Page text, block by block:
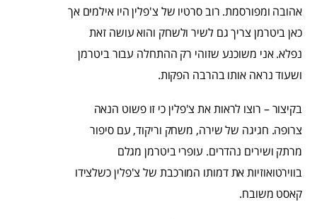
אהובה ומפורסמת. רוב סרטיו של צ'פלין היו אילמים אך
כאן ביטרמן צריך גם לשיר ולשחק והוא עושה זאת
נפלא. אני משוכנע שזוהי רק ההתחלה עבור ביטרמן
ושעוד נראה אותו בהרבה הפקות.
בקיצור – רוצו לראות את צ'פלין כי זו פשוט הנאה
צרופה. חגיגה של שירה, משחק וריקוד, עם סיפור
מרתק ושירים נהדרים. עופרי ביטרמן מגלם
בווירטואוזיות את דמותו המורכבת של צ'פלין כשלצידו
קאסט משובח.